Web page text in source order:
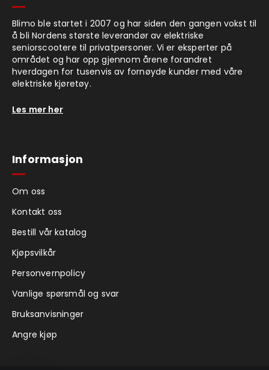
Blimo ble startet i 2007 og har siden den gangen vokst til
å bli Nordens største leverandør av elektriske
seniorscootere til privatpersoner. Vi er eksperter på
området og har opp gjennom årene forandret
hverdagen for tusenvis av fornøyde kunder med våre
elektriske kjøretøy.
Les mer her
Informasjon
Om oss
Kontakt oss
Bestill vår katalog
Kjøpsvilkår
Personvernpolicy
Vanlige spørsmål og svar
Bruksanvisninger
Angre kjøp